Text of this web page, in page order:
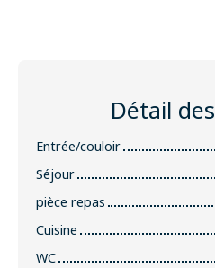
Détail des
Entrée/couloir
Séjour
pièce repas
Cuisine
WC